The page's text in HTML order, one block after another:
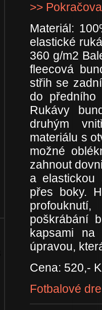
>>
Materiál:
elastické
360 g/m2
fleecová
střih se
do předního
Rukávy
druhým
materiálu s
možné
zahnout
a elastickou
přes boky.
poškrábání
kapsami na
úpravou,
Cena: 520,-
Fotbalové